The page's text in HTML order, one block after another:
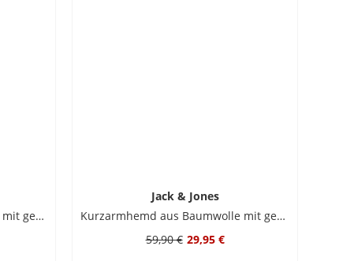
Kurzarmhemd aus Baumwolle mit gesticktem Muster
Jack & Jones
Kurzarmhemd aus Baumwolle mit gesticktem Muster
59,90 € 29,95 €